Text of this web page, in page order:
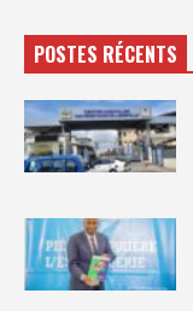
POSTES RÉCENTS